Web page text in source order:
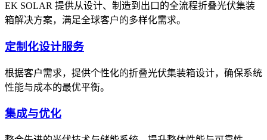
EK SOLAR 提供从设计、制造到出口的全流程折叠光伏集装
箱解决方案，满足全球客户的多样化需求。
定制化设计服务
根据客户需求，提供个性化的折叠光伏集装箱设计，确保系统
性能与成本的最优平衡。
集成与优化